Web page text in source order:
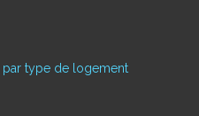
type de logement